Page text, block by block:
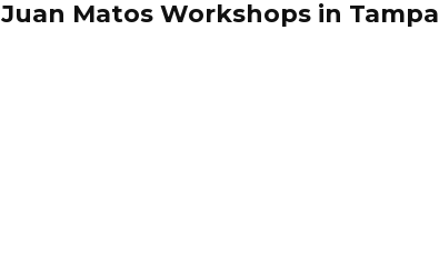
Juan Matos Workshops in Tampa